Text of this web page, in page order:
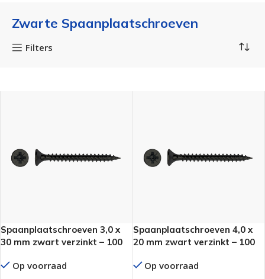
Zwarte Spaanplaatschroeven
Filters
Spaanplaatschroeven 3,0 x
30 mm zwart verzinkt – 100
Op voorraad
Spaanplaatschroeven 4,0 x
20 mm zwart verzinkt – 100
Op voorraad